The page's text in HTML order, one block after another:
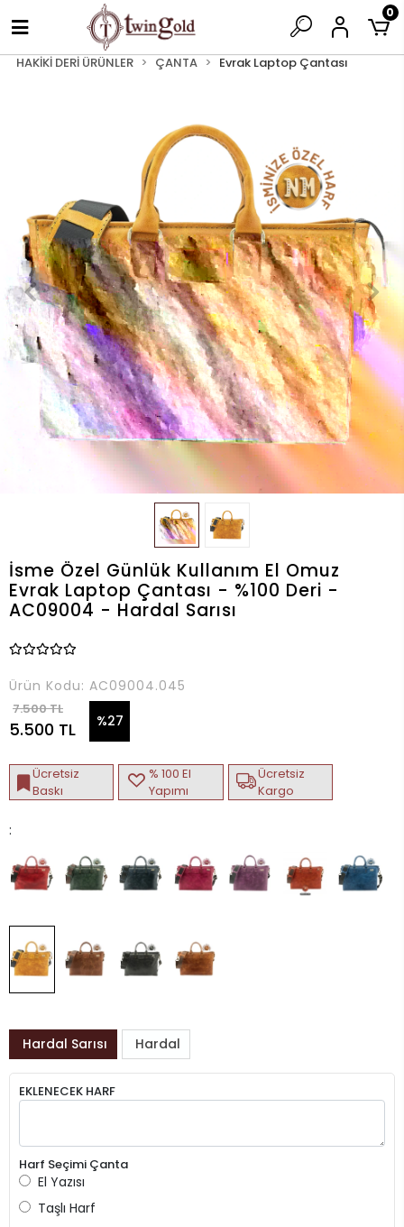
0
HAKİKİ DERİ ÜRÜNLER ÇANTA Evrak Laptop Çantası
İsme Özel Günlük Kullanım El Omuz
Evrak Laptop Çantası - %100 Deri -
AC09004 - Hardal Sarısı
Ürün Kodu: AC09004.045
7.500 TL
5.500 TL %27
Ücretsiz
Baskı
% 100 El
Yapımı
Ücretsiz
Kargo
:
Hardal Sarısı Hardal
EKLENECEK HARF
Harf Seçimi Çanta
El Yazısı
Taşlı Harf